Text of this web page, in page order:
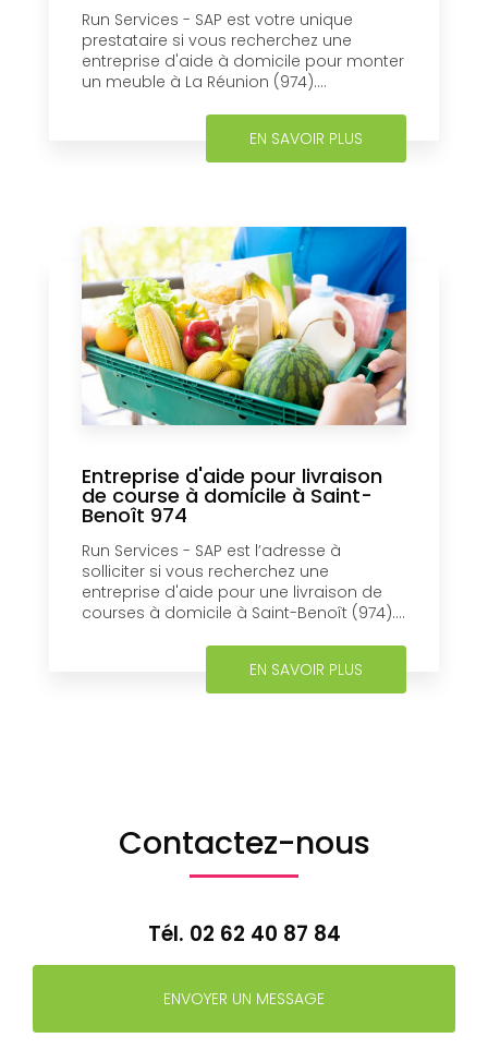
Run Services - SAP est votre unique
prestataire si vous recherchez une
entreprise d'aide à domicile pour monter
un meuble à La Réunion (974)....
EN SAVOIR PLUS
Entreprise d'aide pour livraison
de course à domicile à Saint-
Benoît 974
Run Services - SAP est l’adresse à
solliciter si vous recherchez une
entreprise d'aide pour une livraison de
courses à domicile à Saint-Benoît (974)....
EN SAVOIR PLUS
Contactez-nous
Tél. 02 62 40 87 84
ENVOYER UN MESSAGE